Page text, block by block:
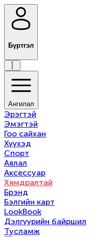
Бүртгэл
Ангилал
Эрэгтэй
Эмэгтэй
Гоо сайхан
Хүүхэд
Спорт
Аялал
Аксессуар
Хямдралтай
Брэнд
Бэлгийн карт
LookBook
Дэлгүүрийн байршил
Тусламж